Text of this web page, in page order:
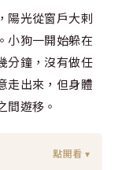
陽光從窗戶大剌
小狗一開始躲在
分鐘，沒有做任
走出來，但身體
間遊移。
點開看 ▾